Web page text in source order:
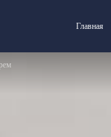
Главная